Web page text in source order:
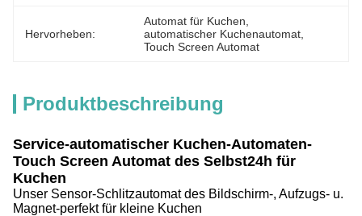
Hervorheben:
Automat für Kuchen
automatischer Kuchenautomat
Touch Screen Automat
Produktbeschreibung
Service-automatischer Kuchen-Automaten-
Touch Screen Automat des Selbst24h für
Kuchen
Unser Sensor-Schlitzautomat des Bildschirm-, Aufzugs- u.
Magnet-perfekt für kleine Kuchen